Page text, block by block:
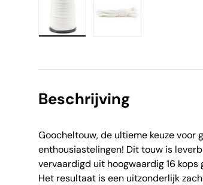
Beschrijving
Goocheltouw, de ultieme keuze voor
enthousiastelingen! Dit touw is
vervaardigd uit hoogwaardig 16
Het resultaat is een uitzonderlijk